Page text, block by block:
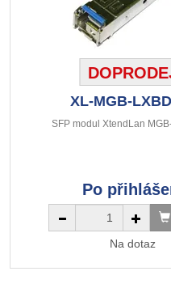
XL-MGB-
SFP modul XtendLan
Po
Na dotaz